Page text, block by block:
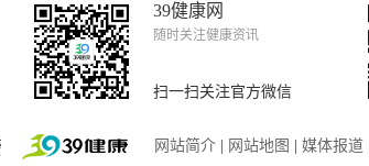
39健康网
随时关注健康资讯
扫一扫关注官方微信
网站简介 网站地图 媒体报道